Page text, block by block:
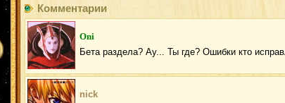
Комментарии
Oni
Бета раздела? Ау... Ты где? Ошибки кто
nick